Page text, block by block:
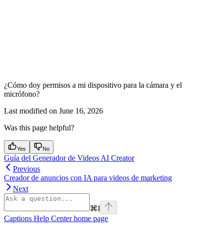
¿Cómo doy permisos a mi dispositivo para la cámara y el
micrófono?
Last modified on June 16, 2026
Was this page helpful?
Yes No
Guía del Generador de Videos AI Creator
Previous
Creador de anuncios con IA para videos de marketing
Next
⌘I
Captions Help Centerhome page